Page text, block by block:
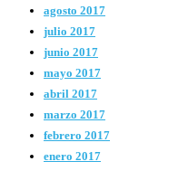
agosto 2017
julio 2017
junio 2017
mayo 2017
abril 2017
marzo 2017
febrero 2017
enero 2017